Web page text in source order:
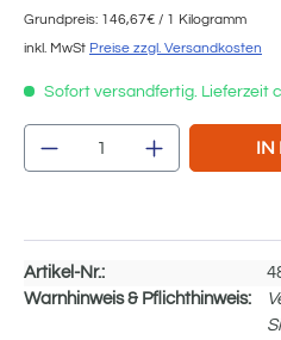
Grundpreis: 146,67€ / 1 Kilogramm
inkl. MwSt Preise zzgl. Versandkosten
Sofort versandfertig. Lieferzeit
Produkt Anzahl: GibIN
Artikel-Nr.:
Warnhinweis & Pflichthinweis: